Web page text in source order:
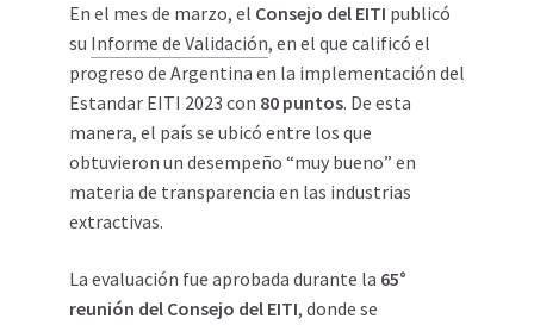
En el mes de marzo, el Consejo del EITI publicó
su Informe de Validación, en el que calificó el
progreso de Argentina en la implementación del
Estandar EITI 2023 con 80 puntos. De esta
manera, el país se ubicó entre los que
obtuvieron un desempeño “muy bueno” en
materia de transparencia en las industrias
extractivas.
La evaluación fue aprobada durante la 65°
reunión del Consejo del EITI, donde se